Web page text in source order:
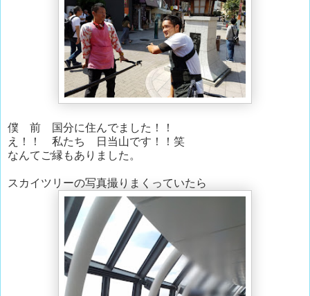
僕 前 国分に住んでました！！
え！！ 私たち 日当山です！！笑
なんてご縁もありました。
スカイツリーの写真撮りまくっていたら